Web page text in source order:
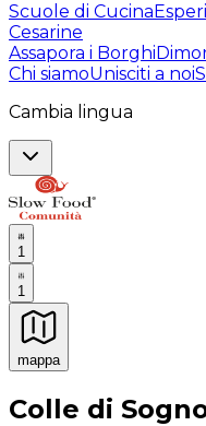
Scuole di Cucina
Cesarine
Assapora i Borghi
Chi siamoUnisciti a noi
Cambia lingua
1
1
mappa
Esperienze culinarie
Colle di